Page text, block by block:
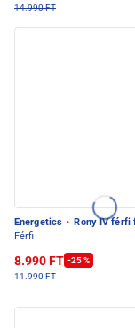
14.990 FT
Energetics · Rony IV férfi
Férfi
8.990 FT -25 %
11.990 FT